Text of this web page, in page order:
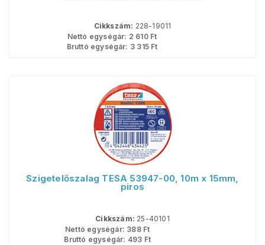
Cikkszám: 228-19011
Nettó egységár: 2 610Ft
Bruttó egységár: 3 315Ft
Szigetelőszalag TESA 53947-00, 10m x 15mm,
piros
Cikkszám: 25-40101
Nettó egységár: 388Ft
Bruttó egységár: 493 Ft